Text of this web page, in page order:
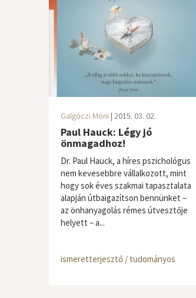
Galgóczi Móni | 2015. 03. 02.
Paul Hauck: Légy jó
önmagadhoz!
Dr. Paul Hauck, a híres pszichológus
nem kevesebbre vállalkozott, mint
hogy sok éves szakmai tapasztalata
alapján útbaigazítson bennünket –
az önhanyagolás rémes útvesztője
helyett – a...
ismeretterjesztő / tudományos